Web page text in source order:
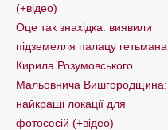
(+відео)
Оце так знахідка: виявили
підземелля палацу гетьмана
Кирила Розумовського
Мальовнича Вишгородщина:
найкращі локації для
фотосесій (+відео)